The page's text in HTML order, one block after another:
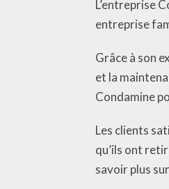
L’entreprise
entreprise
Grâce à son
et la
Condamine
Les clients
qu’ils ont
savoir plus